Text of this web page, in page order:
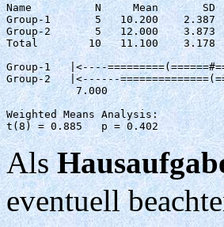
Name          N     Mean       SD
Group-1       5   10.200    2.387
Group-2       5   12.000    3.873
Total        10   11.100    3.178
Group-1   |<----
Group-2   |<------
7.000
Weighted Means Analysis:
Als
eventuell